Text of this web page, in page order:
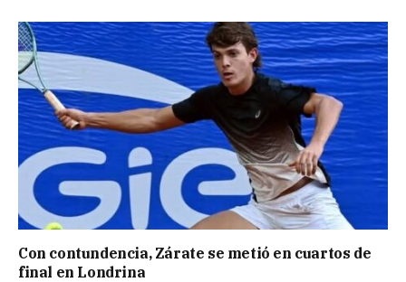
Con contundencia, Zárate se metió en cuartos de
final en Londrina